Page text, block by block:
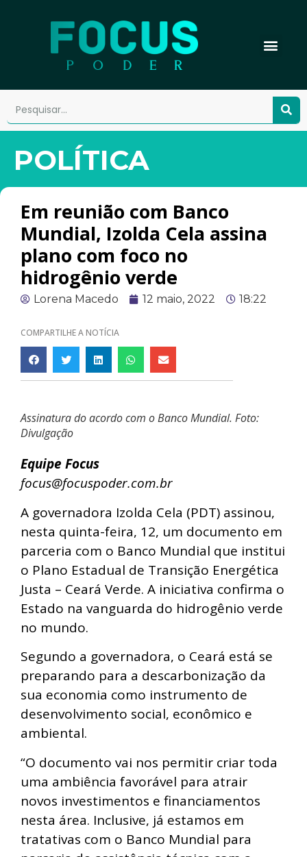
POLÍTICA
Em reunião com Banco
Mundial, Izolda Cela assina
plano com foco no
hidrogênio verde
Lorena Macedo 12 maio, 2022 18:22
COMPARTILHE A NOTÍCIA
Assinatura do acordo com o Banco Mundial. Foto:
Divulgação
Equipe Focus
focus@focuspoder.com.br
A governadora Izolda Cela (PDT) assinou,
nesta quinta-feira, 12, um documento em
parceria com o Banco Mundial que institui
o Plano Estadual de Transição Energética
Justa – Ceará Verde. A iniciativa confirma o
Estado na vanguarda do hidrogênio verde
no mundo.
Segundo a governadora, o Ceará está se
preparando para a descarbonização da
sua economia como instrumento de
desenvolvimento social, econômico e
ambiental.
“O documento vai nos permitir criar toda
uma ambiência favorável para atrair
novos investimentos e financiamentos
nesta área. Inclusive, já estamos em
tratativas com o Banco Mundial para